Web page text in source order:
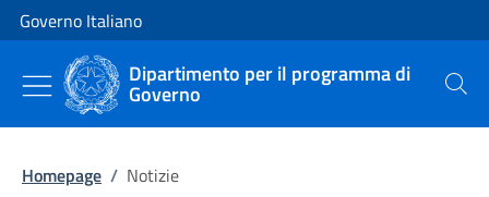
Vai al contenuto
Vai alla navigazione del sito
Governo Italiano
Dipartimento per il programma di
Governo Cerca
Homepage / Notizie